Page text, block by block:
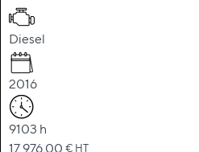
Diesel
2016
9103 h
17 976,00 € HT